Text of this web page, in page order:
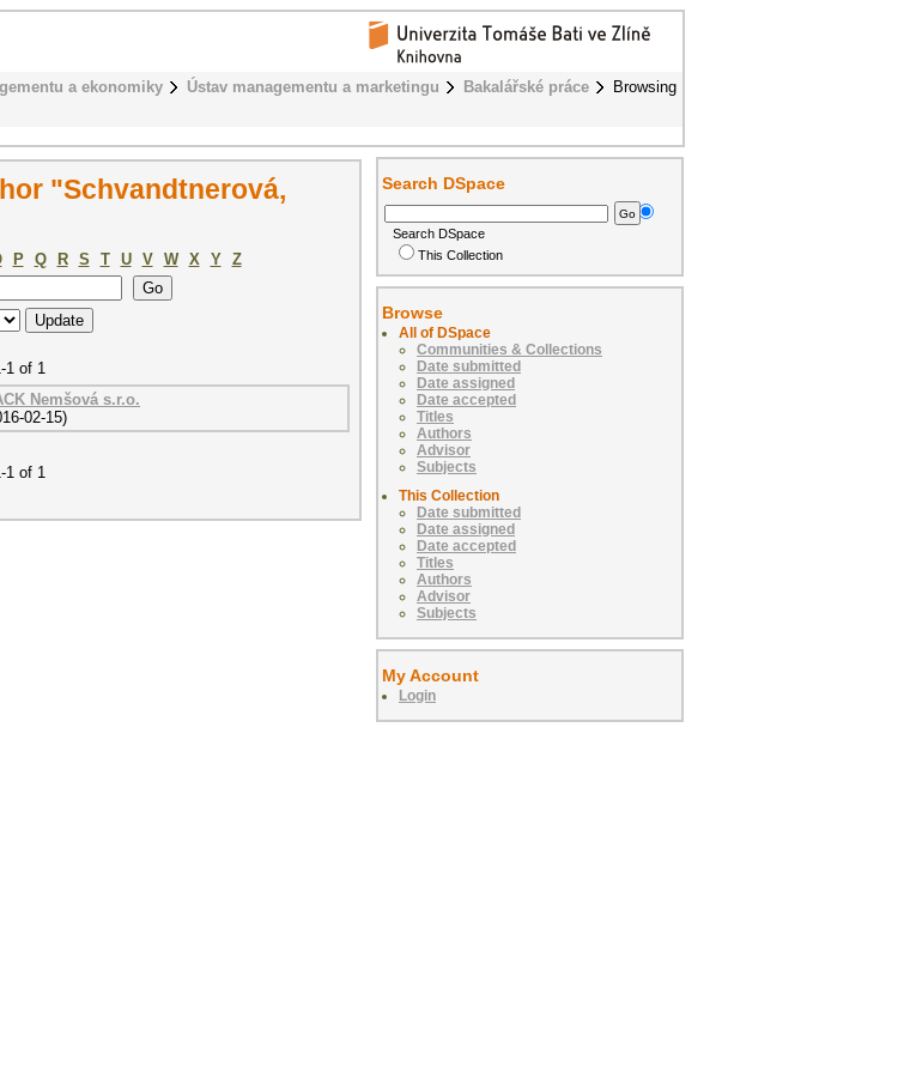
a ekonomiky Ústav managementu a marketingu Bakalářské práce
Browsing
"Schvandtnerová,
P Q R S T U V W X Y
Z
1 of 1
Nemšová s.r.o.
02-15)
1 of 1
Search DSpace
Search DSpace
This Collection
Browse
All of DSpace
Communities & Collections
Date submitted
Date assigned
Date accepted
Titles
Authors
Advisor
Subjects
This Collection
Date submitted
Date assigned
Date accepted
Titles
Authors
Advisor
Subjects
My Account
Login